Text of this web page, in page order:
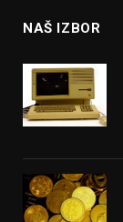
NAŠ IZBOR